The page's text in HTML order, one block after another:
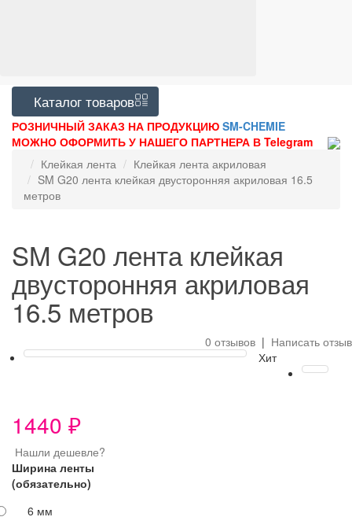
Каталог товаров
РОЗНИЧНЫЙ ЗАКАЗ НА ПРОДУКЦИЮ SM-CHEMIE
МОЖНО ОФОРМИТЬ У НАШЕГО ПАРТНЕРА В Telegram
Клейкая лента
Клейкая лента акриловая
SM G20 лента клейкая двусторонняя акриловая 16.5
метров
SM G20 лента клейкая
двусторонняя акриловая
16.5 метров
0 отзывов | Написать отзыв
Хит
1440 ₽
Нашли дешевле?
Ширина ленты
(обязательно)
6 мм